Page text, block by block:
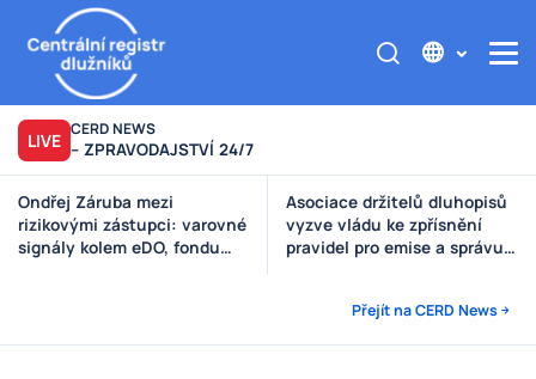
LIVE CERD NEWS
– ZPRAVODAJSTVÍ 24/7
Asociace držitelů dluhopisů
vyzve vládu ke zpřísnění
pravidel pro emise a správu
Výzva poškozeným věřitelům
Štěpánek Auto
Přejít na CERD News